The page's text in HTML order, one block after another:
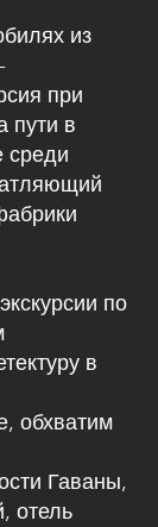
из
при
пути в
среди
по
в
обхватим
Гаваны,
отель